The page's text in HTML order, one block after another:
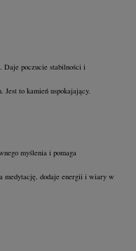
Daje poczucie stabilności i
Jest to kamień uspokajający.
myślenia i pomaga
medytację, dodaje energii i wiary w